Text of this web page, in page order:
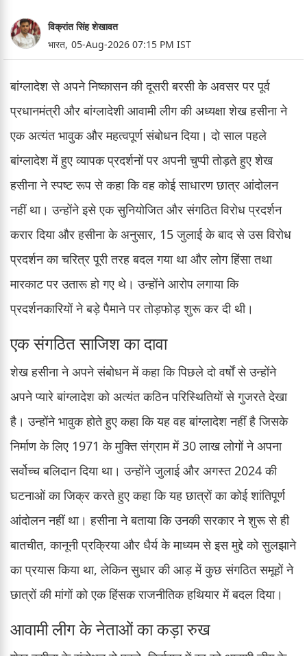
विक्रांत सिंह शेखावत
भारत, 05-Aug-2026 07:15 PM IST
बांग्लादेश से अपने निष्कासन की दूसरी बरसी के अवसर पर पूर्व
प्रधानमंत्री और बांग्लादेशी आवामी लीग की अध्यक्षा शेख हसीना ने
एक अत्यंत भावुक और महत्वपूर्ण संबोधन दिया। दो साल पहले
बांग्लादेश में हुए व्यापक प्रदर्शनों पर अपनी चुप्पी तोड़ते हुए शेख
हसीना ने स्पष्ट रूप से कहा कि वह कोई साधारण छात्र आंदोलन
नहीं था। उन्होंने इसे एक सुनियोजित और संगठित विरोध प्रदर्शन
करार दिया और हसीना के अनुसार, 15 जुलाई के बाद से उस विरोध
प्रदर्शन का चरित्र पूरी तरह बदल गया था और लोग हिंसा तथा
मारकाट पर उतारू हो गए थे। उन्होंने आरोप लगाया कि
प्रदर्शनकारियों ने बड़े पैमाने पर तोड़फोड़ शुरू कर दी थी।
एक संगठित साजिश का दावा
शेख हसीना ने अपने संबोधन में कहा कि पिछले दो वर्षों से उन्होंने
अपने प्यारे बांग्लादेश को अत्यंत कठिन परिस्थितियों से गुजरते देखा
है। उन्होंने भावुक होते हुए कहा कि यह वह बांग्लादेश नहीं है जिसके
निर्माण के लिए 1971 के मुक्ति संग्राम में 30 लाख लोगों ने अपना
सर्वोच्च बलिदान दिया था। उन्होंने जुलाई और अगस्त 2024 की
घटनाओं का जिक्र करते हुए कहा कि यह छात्रों का कोई शांतिपूर्ण
आंदोलन नहीं था। हसीना ने बताया कि उनकी सरकार ने शुरू से ही
बातचीत, कानूनी प्रक्रिया और धैर्य के माध्यम से इस मुद्दे को सुलझाने
का प्रयास किया था, लेकिन सुधार की आड़ में कुछ संगठित समूहों ने
छात्रों की मांगों को एक हिंसक राजनीतिक हथियार में बदल दिया।
आवामी लीग के नेताओं का कड़ा रुख